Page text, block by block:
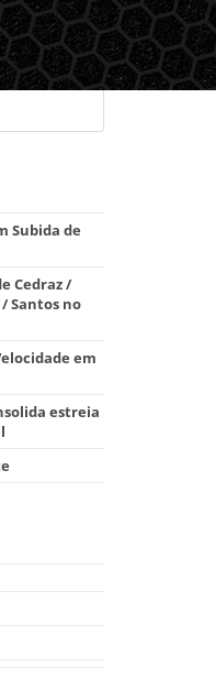
Subida de
Cedraz /
Santos no
em
estreia